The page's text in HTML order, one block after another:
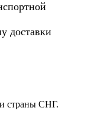
доставки
и страны СНГ.